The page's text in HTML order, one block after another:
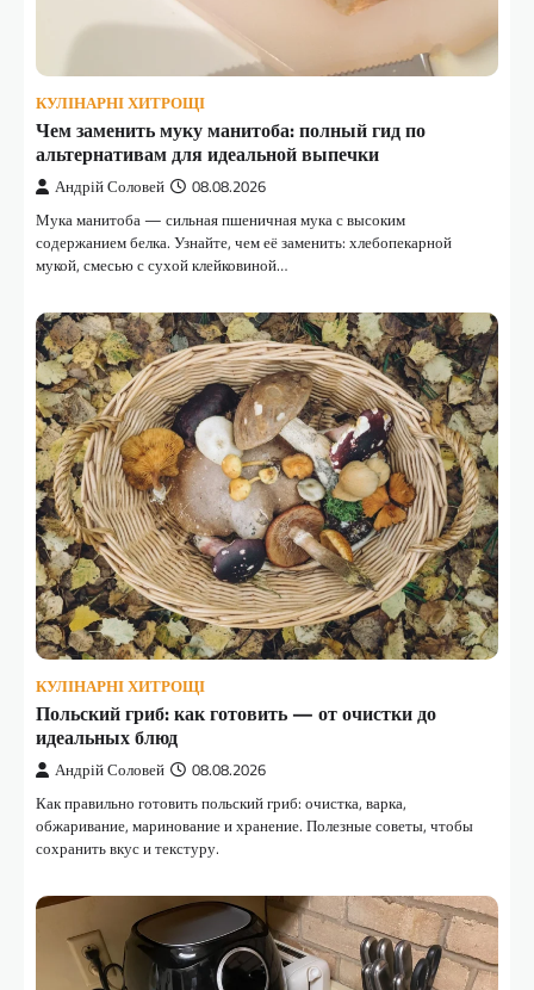
КУЛІНАРНІ ХИТРОЩІ
Чем заменить муку манитоба: полный гид по
альтернативам для идеальной выпечки
Андрій Соловей 08.08.2026
Мука манитоба — сильная пшеничная мука с высоким
содержанием белка. Узнайте, чем её заменить: хлебопекарной
мукой, смесью с сухой клейковиной…
КУЛІНАРНІ ХИТРОЩІ
Польский гриб: как готовить — от очистки до
идеальных блюд
Андрій Соловей 08.08.2026
Как правильно готовить польский гриб: очистка, варка,
обжаривание, маринование и хранение. Полезные советы, чтобы
сохранить вкус и текстуру.